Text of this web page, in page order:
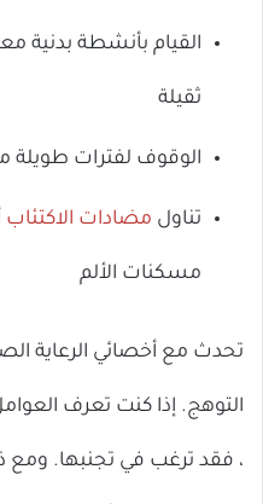
القيام بأنشطة بدنية
ثقيلة
الوقوف لفترات طويلة
تناول مضادات الاكتئاب
مسكنات الألم
تحدث مع أخصائي الرعاية
التوهج. إذا كنت تعرف
، فقد ترغب في تجنبها. ومع